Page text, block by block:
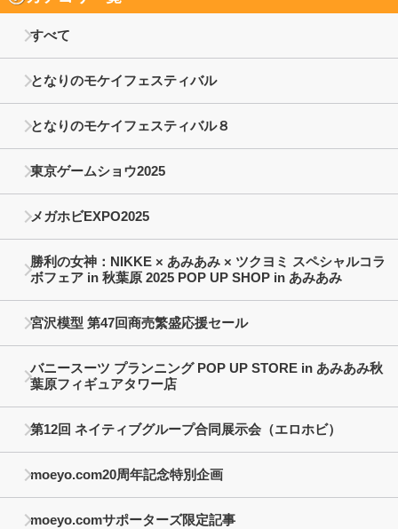
すべて
となりのモケイフェスティバル
となりのモケイフェスティバル８
東京ゲームショウ2025
メガホビEXPO2025
勝利の女神：NIKKE × あみあみ × ツクヨミ スペシャルコラ
ボフェア in 秋葉原 2025 POP UP SHOP in あみあみ
宮沢模型 第47回商売繁盛応援セール
バニースーツ プランニング POP UP STORE in あみあみ秋
葉原フィギュアタワー店
第12回 ネイティブグループ合同展示会（エロホビ）
moeyo.com20周年記念特別企画
moeyo.comサポーターズ限定記事